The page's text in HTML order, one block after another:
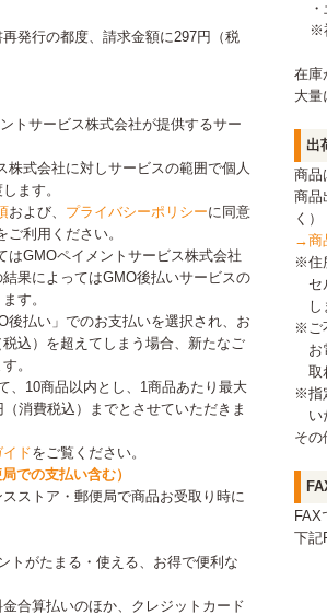
発行の都度、請求金額に297円（税
トサービス株式会社が提供するサー
株式会社に対しサービスの範囲で個人
ます。
および、 プライバシーポリシーに同意
利用ください。
はGMOペイメントサービス株式会社
果によってはGMO後払いサービスの
す。
後払い」でのお支払いを選択され、お
込）を超えてしまう場合、新たなご
。
、10商品以内とし、1商品あたり最大
消費税込）までとさせていただきま
イドをご覧ください。
での支払い含む）
ストア・郵便局で商品お受取り時に
トがたまる・使える、お得で便利な
合算払いのほか、クレジットカード
※
在庫
大量
出
商品
商品
く）
→商
※住
セ
し
※ご
お
取
※指
い
その
FAX
下